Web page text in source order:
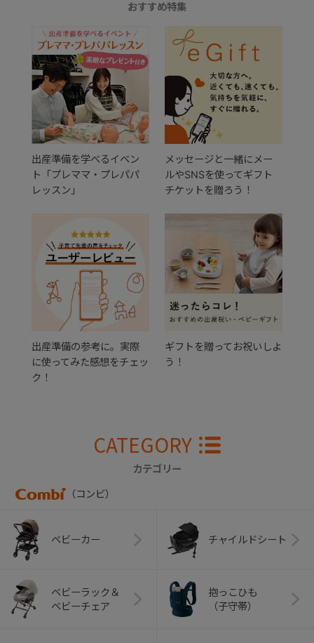
おすすめ特集
出産準備を学べるイベン
ト「プレママ・プレパパ
レッスン」
メッセージと一緒にメー
ルやSNSを使ってギフト
チケットを贈ろう！
出産準備の参考に。実際
に使ってみた感想をチェッ
ク！
ギフトを贈ってお祝いしよ
う！
CATEGORY
カテゴリー
（コンビ）
ベビーカー チャイルドシート
ベビーラック＆
ベビーチェア
抱っこひも
（子守帯）